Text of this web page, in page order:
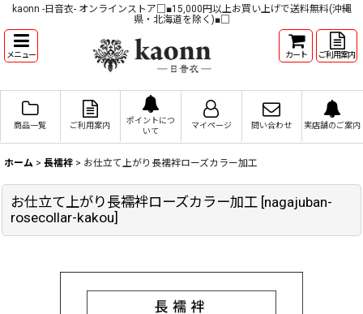
kaonn -日音衣- オンラインストア□■15,000円以上お買い上げで送料無料(沖縄
県・北海道を除く)■□
メニュー カート ご利用案内
商品一覧 ご利用案内
ポイントにつ
いて
マイページ 問い合わせ 実店舗のご案内
ホーム > 長襦袢 > お仕立て上がり長襦袢ローズカラー加工
お仕立て上がり長襦袢ローズカラー加工 [nagajuban-
rosecollar-kakou]